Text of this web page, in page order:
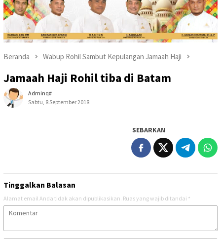
Beranda Wabup Rohil Sambut Kepulangan Jamaah Haji
Jamaah Haji Rohil tiba di Batam
Adminq#
Sabtu, 8 September 2018
SEBARKAN
Tinggalkan Balasan
Alamat email Anda tidak akan dipublikasikan. Ruas yang wajib ditandai *